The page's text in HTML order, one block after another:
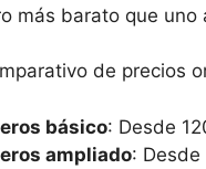
más barato que uno
de precios
básico: Desde
ampliado: